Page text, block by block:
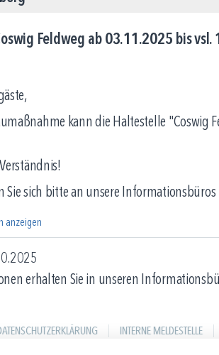
Feldweg ab 03.11.2025 bis
kann die Haltestelle "Coswig
Sie sich bitte an unsere
anzeigen
erhalten Sie in unseren
INTERNE MELDESTELLE